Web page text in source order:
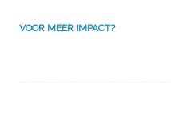
VOOR MEER IMPACT?